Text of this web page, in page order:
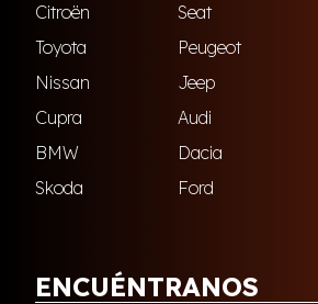
Citroën
Seat
Toyota
Peugeot
Nissan
Jeep
Cupra
Audi
BMW
Dacia
Skoda
Ford
ENCUÉNTRANOS